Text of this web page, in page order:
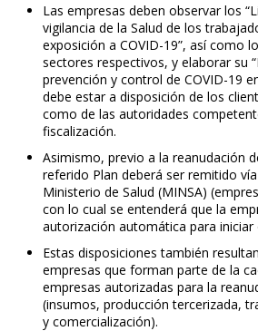
Las empresas deben observar los
vigilancia de la Salud de los
exposición a COVID-19”, así como
sectores respectivos, y elaborar su
prevención y control de COVID-19
debe estar a disposición de los
como de las autoridades
fiscalización.
Asimismo, previo a la reanudación
referido Plan deberá ser remitido
Ministerio de Salud (MINSA) (
con lo cual se entenderá que la
autorización automática para iniciar
Estas disposiciones también
empresas que forman parte de la
empresas autorizadas para la
(insumos, producción tercerizada,
y comercialización).